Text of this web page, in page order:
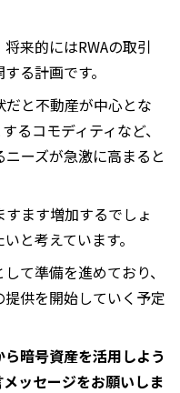
来的にはRWAの取引
る計画です。
だと不動産が中心とな
るコモディティなど、
ーズが急激に高まると
ます増加するでしょ
と考えています。
て準備を進めており、
供を開始していく予定
暗号資産を活用しよう
ッセージをお願いしま